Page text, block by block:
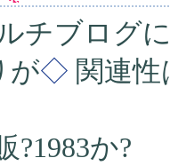
チブログ
が◇ 関連
?1983か?